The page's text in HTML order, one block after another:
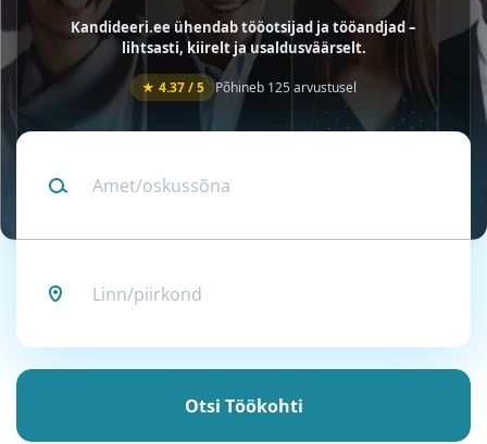
Kandideeri.ee ühendab tööotsijad ja tööandjad –
lihtsasti, kiirelt ja usaldusväärselt.
★ 4.37 / 5 Põhineb 125 arvustusel
Tööandjana leiad siit kiiresti sobivad kandidaadid ja CV-d
Otsi
Otsi Töökohti